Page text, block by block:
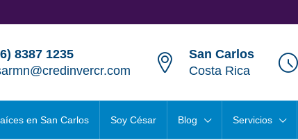
8387 1235
San Carlos
Costa Rica
en San Carlos Soy César Blog Servicios